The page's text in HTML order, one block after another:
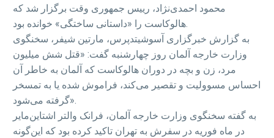
محمود احمدی‌نژاد،‌ رییس جمهوری وقت برگزار شد که
هالوکاست را «داستانی ساختگی» خوانده بود.
به گزارش خبرگزاری آسوشیتدپرس، مارتین شیفر، سخنگوی
وزارت خارجه آلمان روز چهارشنبه گفت: «قتل شش میلیون
مرد، زن و بچه در دوران هالوکاست که آلمان به خاطر آن
احساس مسوولیت و تقصیر می‌کند، فراموش شده یا به تمسخر
گرفته می‌شود».
به گفته سخنگوی وزارت خارجه آلمان، فرانک والتر اشتاین‌مایر
در ماه فوریه در سفرش به تهران تاکید کرده بود که این‌گونه